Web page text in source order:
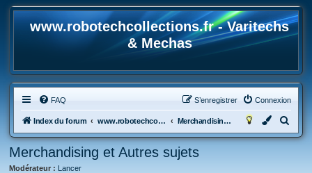
www.robotechcollections.fr - Varitechs
& Mechas
FAQ Connexion
S’enregistrer
Index du forum www.robotechcollections.fr - Robotech & Macross Toys French Forum !!! Merchandising et Autres sujets
e
Merchandising et Autres sujets
Modérateur : Lancer